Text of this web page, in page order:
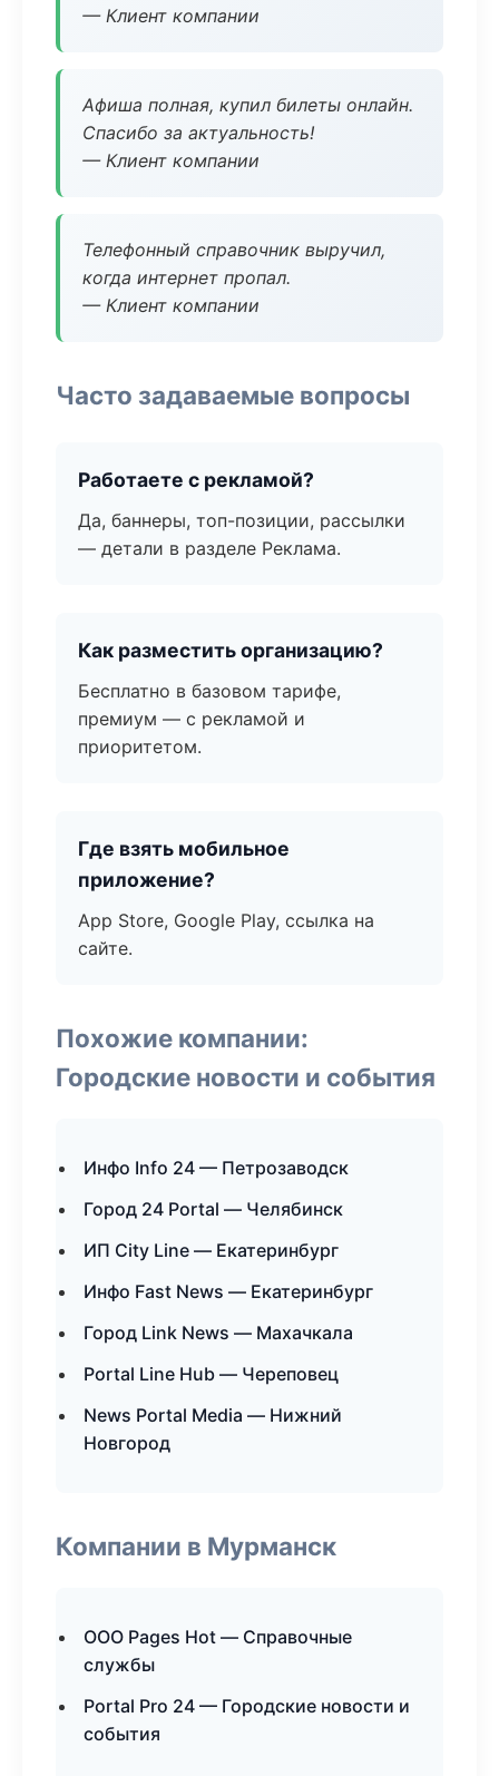
— Клиент компании
Афиша полная, купил билеты онлайн.
Спасибо за актуальность!
— Клиент компании
Телефонный справочник выручил,
когда интернет пропал.
— Клиент компании
Часто задаваемые вопросы
Работаете с рекламой?
Да, баннеры, топ-позиции, рассылки
— детали в разделе Реклама.
Как разместить организацию?
Бесплатно в базовом тарифе,
премиум — с рекламой и
приоритетом.
Где взять мобильное
приложение?
App Store, Google Play, ссылка на
сайте.
Похожие компании:
Городские новости и события
Инфо Info 24 — Петрозаводск
Город 24 Portal — Челябинск
ИП City Line — Екатеринбург
Инфо Fast News — Екатеринбург
Город Link News — Махачкала
Portal Line Hub — Череповец
News Portal Media — Нижний
Новгород
Компании в Мурманск
ООО Pages Hot — Справочные
службы
Portal Pro 24 — Городские новости и
события